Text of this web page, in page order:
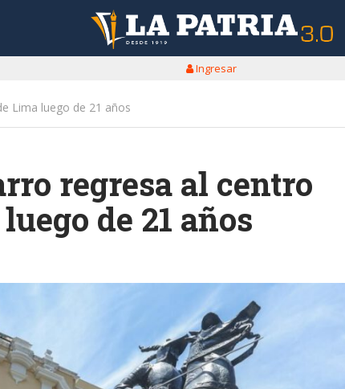
Ingresar
Lima luego de 21 años
regresa al centro
de 21 años